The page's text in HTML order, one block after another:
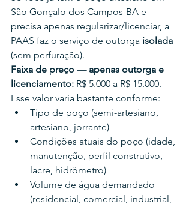
São Gonçalo dos Campos-BA e
precisa apenas regularizar/licenciar, a
PAAS faz o serviço de outorga isolada
(sem perfuração).
Faixa de preço — apenas outorga e
licenciamento: R$ 5.000 a R$ 15.000.
Esse valor varia bastante conforme:
Tipo de poço (semi-artesiano,
artesiano, jorrante)
Condições atuais do poço (idade,
manutenção, perfil construtivo,
lacre, hidrômetro)
Volume de água demandado
(residencial, comercial, industrial,